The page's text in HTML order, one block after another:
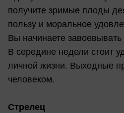
получите зримые плоды
пользу и моральное
Вы начинаете
В середине недели стоит
личной жизни. Выходные
человеком.
Стрелец